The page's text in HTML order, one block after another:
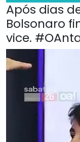
Após dias
Bolsonaro
vice.